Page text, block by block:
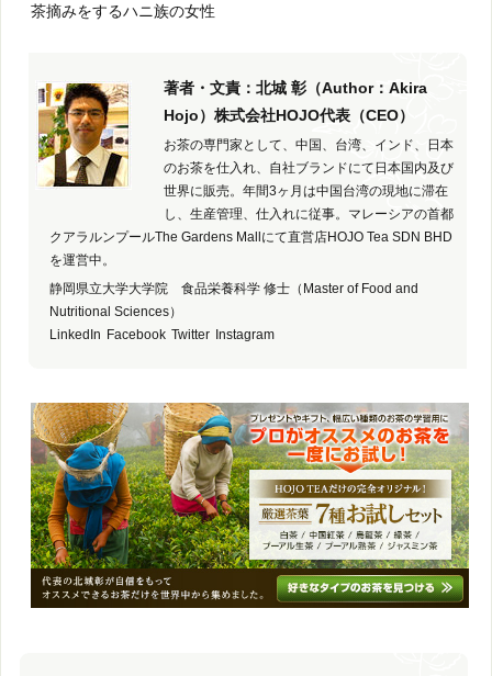
茶摘みをするハニ族の女性
著者・文責：北城 彰（Author：Akira
Hojo）株式会社HOJO代表（CEO）
お茶の専門家として、中国、台湾、インド、日本
のお茶を仕入れ、自社ブランドにて日本国内及び
世界に販売。年間3ヶ月は中国台湾の現地に滞在
し、生産管理、仕入れに従事。マレーシアの首都
クアラルンプールThe Gardens Mallにて直営店HOJO Tea SDN BHD
を運営中。
静岡県立大学大学院 食品栄養科学 修士（Master of Food and
Nutritional Sciences）
LinkedIn Facebook Twitter Instagram